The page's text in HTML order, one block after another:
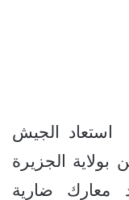
استعاد الجيش
بولاية الجزيرة
معارك ضارية